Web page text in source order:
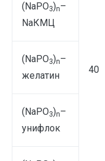
40
(NaPO3)n–
NaКМЦ
(NаPO3)n–
желатин
(NаPO3)n–
унифлок